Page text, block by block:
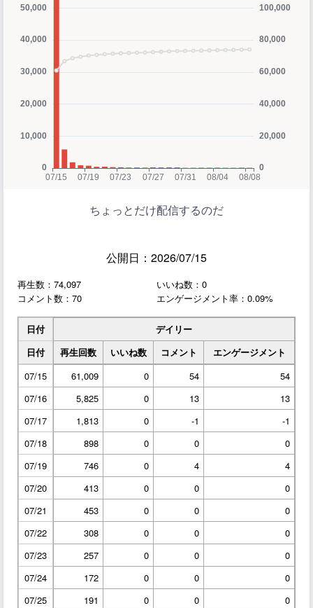
ちょっとだけ配信するのだ
公開日：2026/07/15
再生数：74,097
いいね数：0
コメント数：70
エンゲージメント率：0.09%
日付
デイリー
日付
再生回数 いいね数 コメント
エンゲージメント
07/15
61,009 0 54
54
07/16
5,825 0 13
13
07/17
1,813 0 -1
-1
07/18
898 0 0
0
07/19
746 0 4
4
07/20
413 0 0
0
07/21
453 0 0
0
07/22
308 0 0
0
07/23
257 0 0
0
07/24
172 0 0
0
07/25
191 0 0
0